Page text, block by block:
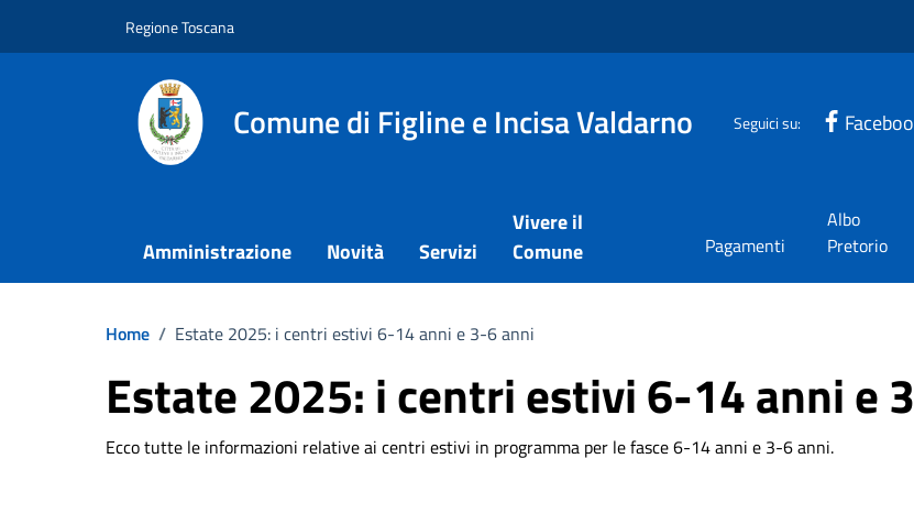
Regione Toscana
Comune di Figline e Incisa Valdarno Seguici su:
Amministrazione Novità Servizi
Vivere il
Comune
Pagamenti
Albo
Pretorio
Home / Estate 2025: i centri estivi 6-14 anni e 3-6 anni
Estate 2025: i centri estivi 6-14 anni e
Ecco tutte le informazioni relative ai centri estivi in programma per le fasce 6-14 anni e 3-6 anni.